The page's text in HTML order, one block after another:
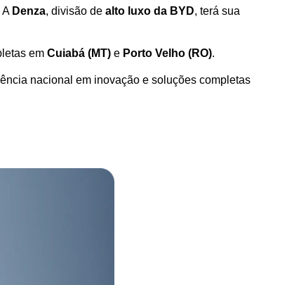
A Denza, divisão de alto luxo da BYD, terá sua
em Cuiabá (MT) e Porto Velho (RO).
nacional em inovação e soluções completas